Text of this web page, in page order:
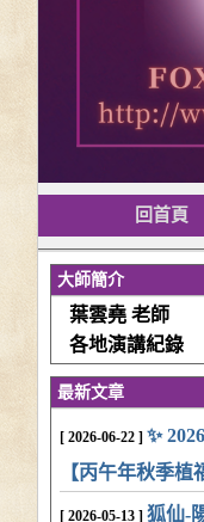
回首頁
大師簡介
葉雲堯 老師
各地演講紀錄
最新文章
[ 2026-06-22 ] ✨
【丙午年秋季植
[ 2026-05-13 ] 狐仙-